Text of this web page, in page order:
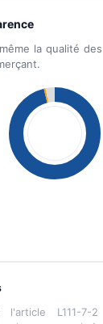
la qualité
l'article L111-